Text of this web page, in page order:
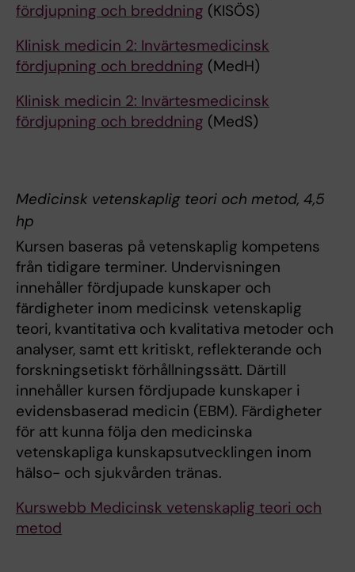
fördjupning och breddning (KISÖS)
Klinisk medicin 2: Invärtesmedicinsk
fördjupning och breddning (MedH)
Klinisk medicin 2: Invärtesmedicinsk
fördjupning och breddning (MedS)
Medicinsk vetenskaplig teori och metod, 4,5
hp
Kursen baseras på vetenskaplig kompetens
från tidigare terminer. Undervisningen
innehåller fördjupade kunskaper och
färdigheter inom medicinsk vetenskaplig
teori, kvantitativa och kvalitativa metoder och
analyser, samt ett kritiskt, reflekterande och
forskningsetiskt förhållningssätt. Därtill
innehåller kursen fördjupade kunskaper i
evidensbaserad medicin (EBM). Färdigheter
för att kunna följa den medicinska
vetenskapliga kunskapsutvecklingen inom
hälso- och sjukvården tränas.
Kurswebb Medicinsk vetenskaplig teori och
metod